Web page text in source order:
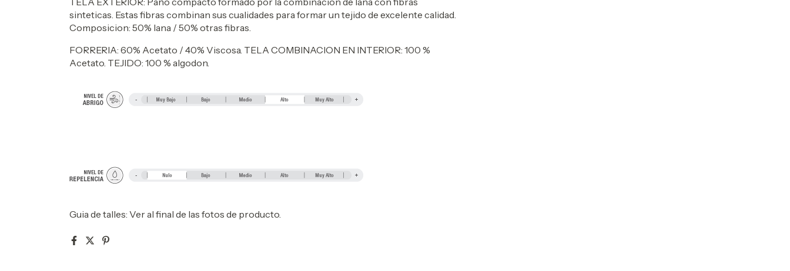
sinteticas. Estas fibras combinan sus cualidades para formar un tejido de excelente calidad.
Composicion: 50% lana / 50% otras fibras.
FORRERIA: 60% Acetato / 40% Viscosa. TELA COMBINACION EN INTERIOR: 100 %
Acetato. TEJIDO: 100 % algodon.
Guia de talles: Ver al final de las fotos de producto.